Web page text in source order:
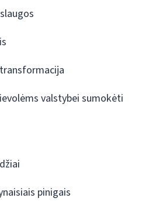
valstybei sumokėti
pinigais